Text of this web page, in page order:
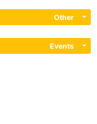
Other
Events